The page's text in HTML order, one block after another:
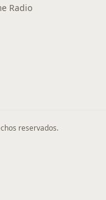
Radio
reservados.